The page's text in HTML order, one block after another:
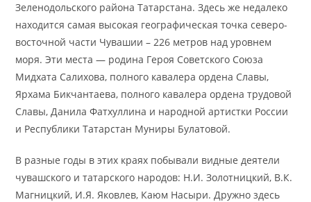
Зеленодольского района Татарстана. Здесь же недалеко
находится самая высокая географическая точка северо-
восточной части Чувашии – 226 метров над уровнем
моря. Эти места — родина Героя Советского Союза
Мидхата Салихова, полного кавалера ордена Славы,
Ярхама Бикчантаева, полного кавалера ордена трудовой
Славы, Данила Фатхуллина и народной артистки России
и Республики Татарстан Муниры Булатовой.
В разные годы в этих краях побывали видные деятели
чувашского и татарского народов: Н.И. Золотницкий, В.К.
Магницкий, И.Я. Яковлев, Каюм Насыри. Дружно здесь